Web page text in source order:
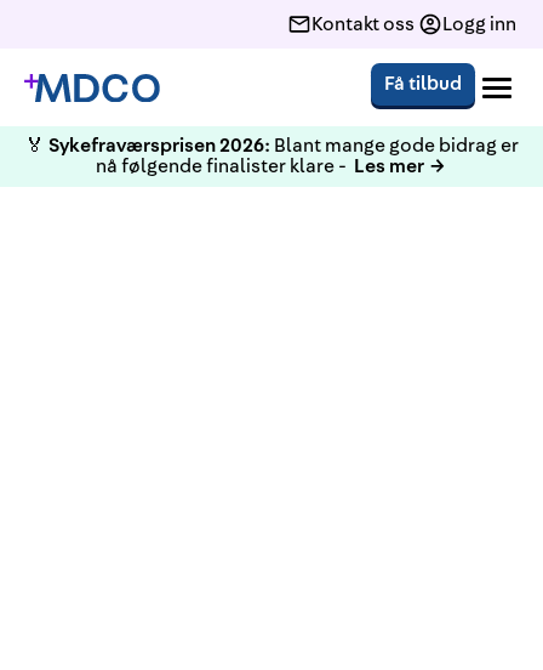
Kontakt oss Logg inn
Få tilbud
🏅 Sykefraværsprisen 2026: Blant mange gode bidrag er
nå følgende finalister klare -
Les mer →